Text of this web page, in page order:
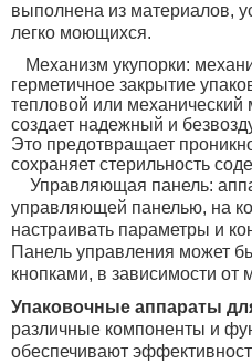
выполнена из материалов,
легко моющихся.
Механизм укупорки:
герметичное закрытие
тепловой или механический
создает надежный и
Это предотвращает
сохраняет стерильность
Управляющая панель:
управляющей панелью, на
настраивать параметры и
Панель управления может
кнопками, в зависимости от
Упаковочные аппараты
различные компоненты и
обеспечивают